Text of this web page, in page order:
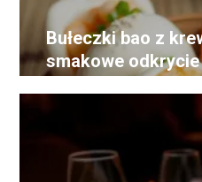
Bułeczki bao z
smakowe